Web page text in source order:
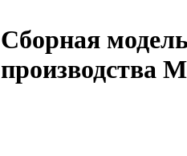
Сборная
производства